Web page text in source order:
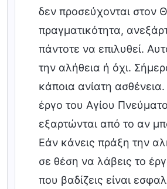
δεν προσεύχονται στον
πραγματικότητα,
πάντοτε να επιλυθεί.
την αλήθεια ή όχι.
κάποια ανίατη
έργο του Αγίου
εξαρτώνται από το αν
Εάν κάνεις πράξη την
σε θέση να λάβεις το
που βαδίζεις είναι